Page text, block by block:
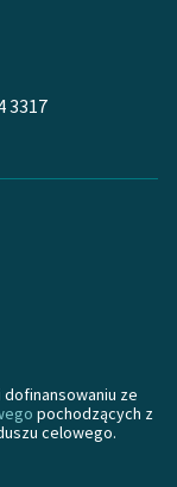
3317
ze
pochodzących z
celowego.